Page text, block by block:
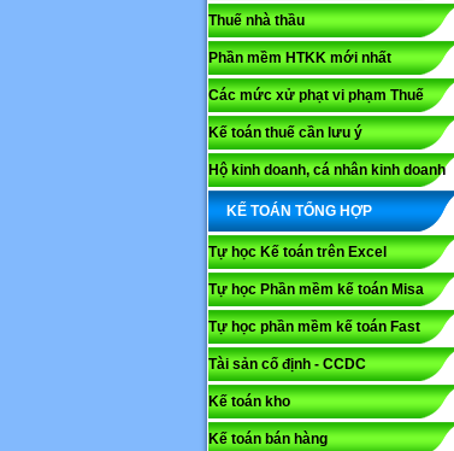
Thuế nhà thầu
Phần mềm HTKK mới nhất
Các mức xử phạt vi phạm Thuế
Kế toán thuế cần lưu ý
Hộ kinh doanh, cá nhân kinh doanh
KẾ TOÁN TỔNG HỢP
Tự học Kế toán trên Excel
Tự học Phần mềm kế toán Misa
Tự học phần mềm kế toán Fast
Tài sản cố định - CCDC
Kế toán kho
Kế toán bán hàng